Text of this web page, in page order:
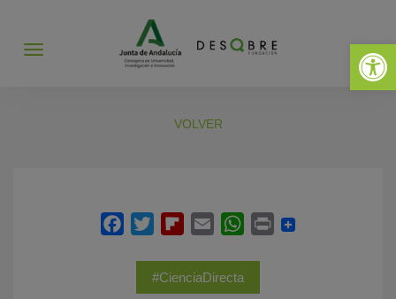
Abrir
Abrir
VOLVER
#CienciaDirecta